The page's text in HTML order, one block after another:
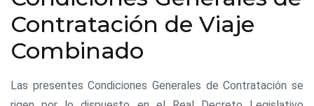
Contratación de Viaje
Combinado
Las presentes Condiciones Generales de Contratación se